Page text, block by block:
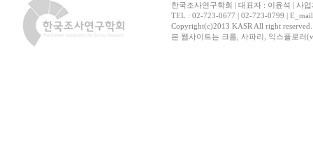
한국조사연구학회 | 대표자 : 이윤석 | 사
TEL : 02-723-0677 | 02-723-0799 | E_mail
Copyright(c)2013 KASR All right
본 웹사이트는 크롬, 사파리, 익스플로러